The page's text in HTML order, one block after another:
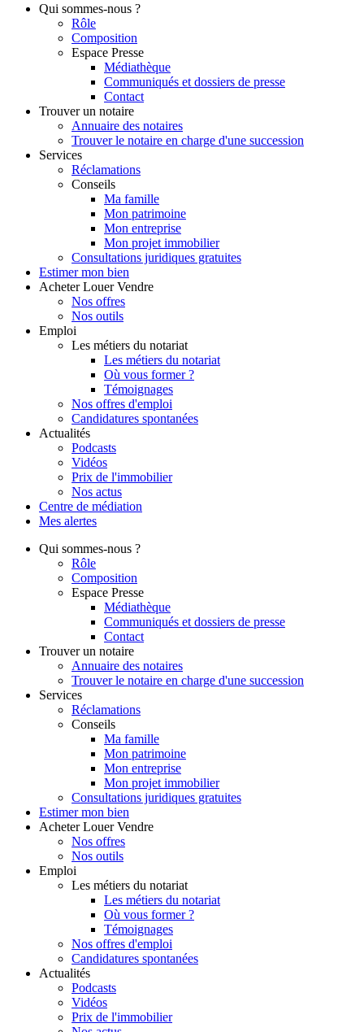
Qui sommes-nous ?
Rôle
Composition
Espace Presse
Médiathèque
Communiqués et dossiers de presse
Contact
Trouver un notaire
Annuaire des notaires
Trouver le notaire en charge d'une succession
Services
Réclamations
Conseils
Ma famille
Mon patrimoine
Mon entreprise
Mon projet immobilier
Consultations juridiques gratuites
Estimer mon bien
Acheter Louer Vendre
Nos offres
Nos outils
Emploi
Les métiers du notariat
Les métiers du notariat
Où vous former ?
Témoignages
Nos offres d'emploi
Candidatures spontanées
Actualités
Podcasts
Vidéos
Prix de l'immobilier
Nos actus
Centre de médiation
Mes alertes
Qui sommes-nous ?
Rôle
Composition
Espace Presse
Médiathèque
Communiqués et dossiers de presse
Contact
Trouver un notaire
Annuaire des notaires
Trouver le notaire en charge d'une succession
Services
Réclamations
Conseils
Ma famille
Mon patrimoine
Mon entreprise
Mon projet immobilier
Consultations juridiques gratuites
Estimer mon bien
Acheter Louer Vendre
Nos offres
Nos outils
Emploi
Les métiers du notariat
Les métiers du notariat
Où vous former ?
Témoignages
Nos offres d'emploi
Candidatures spontanées
Actualités
Podcasts
Vidéos
Prix de l'immobilier